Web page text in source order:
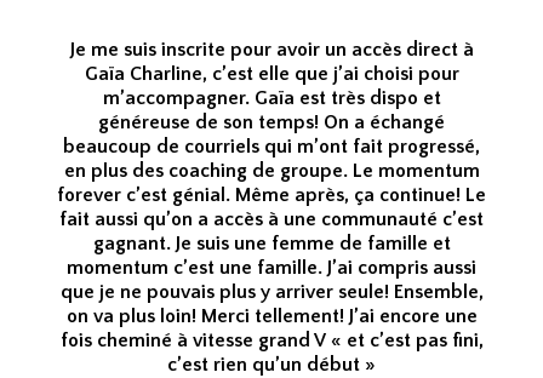
Je me suis inscrite pour avoir un accès direct à
Gaïa Charline, c’est elle que j’ai choisi pour
m’accompagner. Gaïa est très dispo et
généreuse de son temps! On a échangé
beaucoup de courriels qui m’ont fait progressé,
en plus des coaching de groupe. Le momentum
forever c’est génial. Même après, ça continue! Le
fait aussi qu’on a accès à une communauté c’est
gagnant. Je suis une femme de famille et
momentum c’est une famille. J’ai compris aussi
que je ne pouvais plus y arriver seule! Ensemble,
on va plus loin! Merci tellement! J’ai encore une
fois cheminé à vitesse grand V « et c’est pas fini,
c’est rien qu’un début »